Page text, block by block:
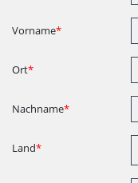
Vorname*
Ort*
Nachname*
Land*